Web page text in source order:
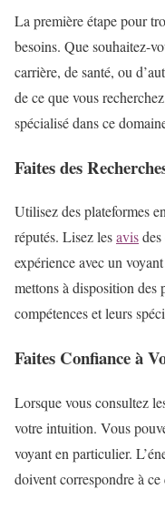
La première étape pour
besoins. Que souhaitez-
carrière, de santé, ou
de ce que vous
spécialisé dans ce
Faites des
Utilisez des plateformes
réputés. Lisez lesavis
expérience avec un
mettons à disposition des
compétences et leurs
Faites Confiance à
Lorsque vous consultez
votre intuition. Vous
voyant en particulier.
doivent correspondre à